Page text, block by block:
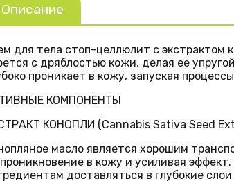
Описание
для тела стоп-целлюлит с экстрактом
с дряблостью кожи, делая ее
проникает в кожу, запуская
КОМПОНЕНТЫ
КОНОПЛИ (Cannabis Sativa Seed
масло является хорошим
в кожу и усиливая
доставляться в глубокие